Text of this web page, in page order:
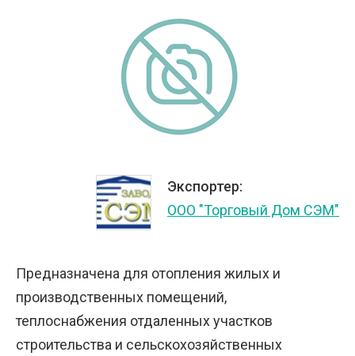
Экспортер:
ООО "Торговый Дом СЭМ"
Предназначена для отопления жилых и
производственных помещений,
теплоснабжения отдаленных участков
строительства и сельскохозяйственных